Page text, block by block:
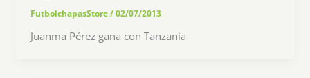
FutbolchapasStore/02/07/2013
Juanma Pérez gana con Tanzania